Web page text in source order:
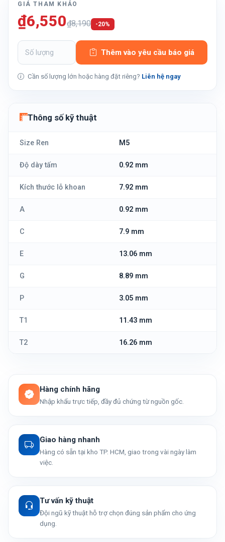
GIÁ THAM KHẢO
₫6,550₫8,190 -20%
Thêm vào yêu cầu báo giá
Cần số lượng lớn hoặc hàng đặt riêng? Liên hệ ngay
Thông số kỹ thuật
Size Ren M5
Độ dày tấm 0.92 mm
Kích thước lỗ khoan 7.92 mm
A 0.92 mm
C 7.9 mm
E 13.06 mm
G 8.89 mm
P 3.05 mm
T1 11.43 mm
T2 16.26 mm
Hàng chính hãng
Nhập khẩu trực tiếp, đầy đủ chứng từ nguồn gốc.
Giao hàng nhanh
Hàng có sẵn tại kho TP. HCM, giao trong vài ngày làm
việc.
Tư vấn kỹ thuật
Đội ngũ kỹ thuật hỗ trợ chọn đúng sản phẩm cho ứng
dụng.